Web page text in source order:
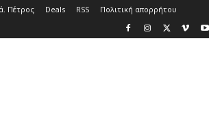
Πέτρος Deals RSS Πολιτική απορρήτου